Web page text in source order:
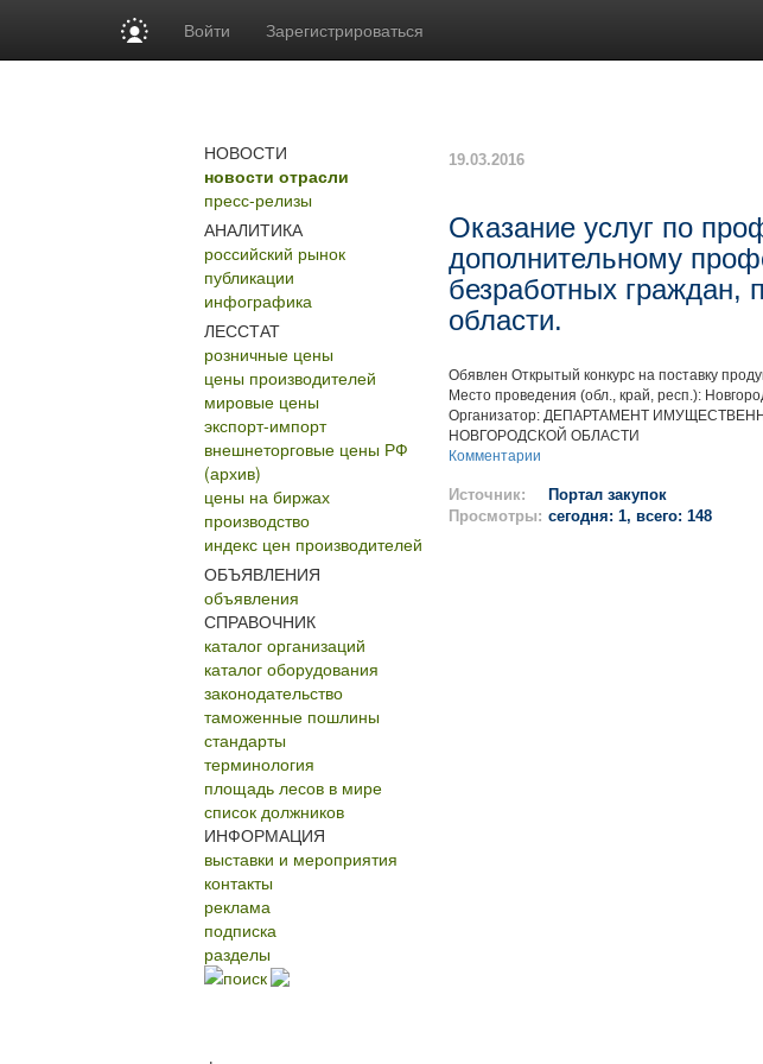
Войти Зарегистрироваться
НОВОСТИ
новости отрасли
пресс-релизы
АНАЛИТИКА
российский рынок
публикации
инфографика
ЛЕССТАТ
розничные цены
цены производителей
мировые цены
экспорт-импорт
внешнеторговые цены РФ
(архив)
цены на биржах
производство
индекс цен производителей
ОБЪЯВЛЕНИЯ
объявления
СПРАВОЧНИК
каталог организаций
каталог оборудования
законодательство
таможенные пошлины
стандарты
терминология
площадь лесов в мире
список должников
ИНФОРМАЦИЯ
выставки и мероприятия
контакты
реклама
подписка
разделы
поиск
19.03.2016
Оказание услуг по
дополнительному
безработных граждан,
области.
Обявлен Открытый конкурс на поставку
Место проведения (обл., край, респ.):
Организатор: ДЕПАРТАМЕНТ
НОВГОРОДСКОЙ ОБЛАСТИ
Комментарии
Источник:
Портал закупок
Просмотры: сегодня: 1, всего: 148